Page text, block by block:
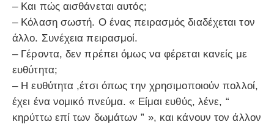
– Και πώς αισθάνεται αυτός;
– Κόλαση σωστή. Ο ένας πειρασμός διαδέχεται τον
άλλο. Συνέχεια πειρασμοί.
– Γέροντα, δεν πρέπει όμως να φέρεται κανείς με
ευθύτητα;
– Η ευθύτητα ,έτσι όπως την χρησιμοποιούν πολλοί,
έχει ένα νομικό πνεύμα. « Είμαι ευθύς, λένε, “
κηρύττω επί των δωμάτων ” », και κάνουν τον άλλον